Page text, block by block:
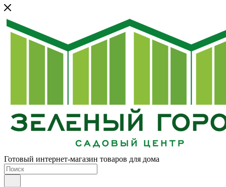
Готовый интернет-магазин товаров для дома